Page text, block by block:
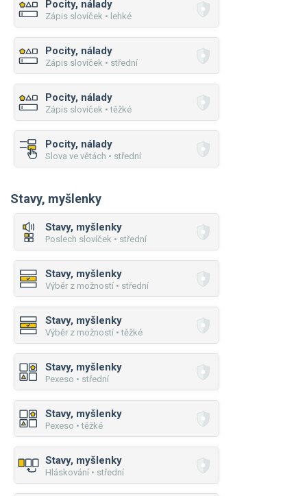
Pocity, nálady
Zápis slovíček • lehké
Pocity, nálady
Zápis slovíček • střední
Pocity, nálady
Zápis slovíček • těžké
Pocity, nálady
Slova ve větách • střední
Stavy, myšlenky
Stavy, myšlenky
Poslech slovíček • střední
Stavy, myšlenky
Výběr z možností • střední
Stavy, myšlenky
Výběr z možností • těžké
Stavy, myšlenky
Pexeso • střední
Stavy, myšlenky
Pexeso • těžké
Stavy, myšlenky
Hláskování • střední